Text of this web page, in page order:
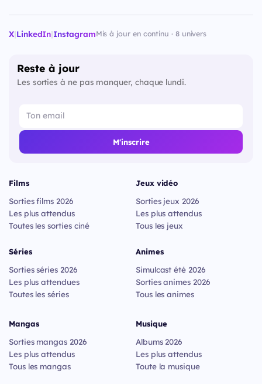
X|LinkedIn|InstagramMis à jour en continu · 8 univers
Reste à jour
Les sorties à ne pas manquer, chaque lundi.
M'inscrire
Films
Sorties films 2026
Les plus attendus
Toutes les sorties ciné
Séries
Sorties séries 2026
Les plus attendues
Toutes les séries
Jeux vidéo
Sorties jeux 2026
Les plus attendus
Tous les jeux
Animes
Simulcast été 2026
Sorties animes 2026
Tous les animes
Mangas
Sorties mangas 2026
Les plus attendus
Tous les mangas
Musique
Albums 2026
Les plus attendus
Toute la musique